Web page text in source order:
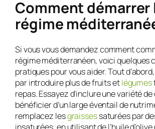
Comment démarrer
régime
Si vous vous demandez comment
régime méditerranéen, voici quelques
pratiques pour vous aider. Tout
par introduire plus de fruits etlégumes
repas. Essayez d’inclure une variété
bénéficier d’un large éventail de
remplacez lesgraissessaturées par